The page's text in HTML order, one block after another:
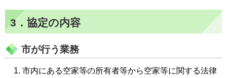
3．協定の内容
市が行う業務
市内にある空家等の所有者等から空家等に関する法律